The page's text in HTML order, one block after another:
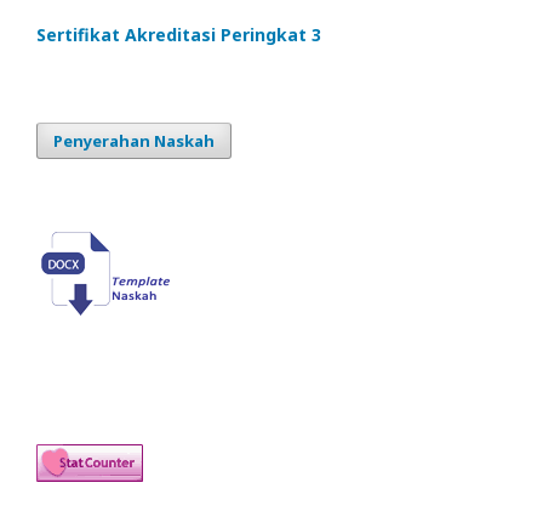
Sertifikat Akreditasi Peringkat 3
Penyerahan Naskah